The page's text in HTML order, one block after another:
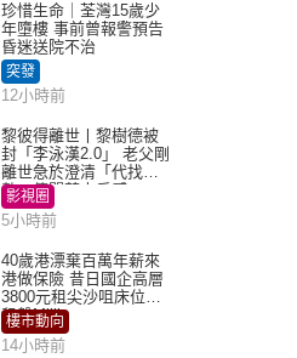
珍惜生命｜荃灣15歲少
年墮樓 事前曾報警預告
昏迷送院不治
突發
12小時前
黎彼得離世丨黎樹德被
封「李泳漢2.0」 老父剛
離世急於澄清「代找卡
數」傳聞惹人反感
影視圈
5小時前
40歲港漂棄百萬年薪來
港做保險 昔日國企高層
3800元租尖沙咀床位｜
租盤Million
樓市動向
14小時前